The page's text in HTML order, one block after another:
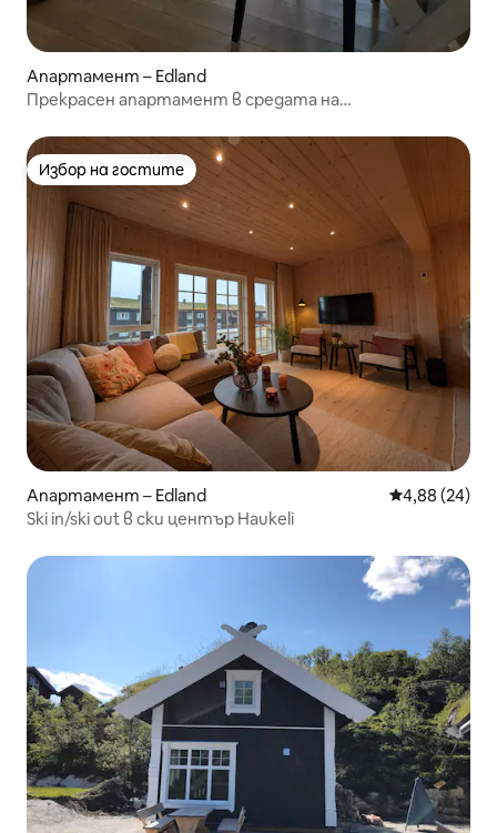
Апартамент – Edland
Прекрасен апартамент в средата на
Избор на гостите
Избор на гостите
Апартамент – Edland Средна
4,88 (24)
Ski in/ski out в ски център Haukeli